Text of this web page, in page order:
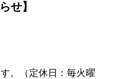
せ】
。（定休日：毎火曜